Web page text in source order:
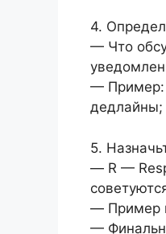
4.
— Что
— Пример:
дедлайны;
5.
— R —
— Пример
—